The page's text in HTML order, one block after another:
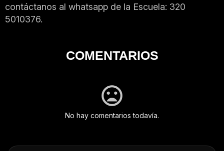
contáctanos al whatsapp de la Escuela: 320
5010376.
COMENTARIOS
No hay comentarios todavía.